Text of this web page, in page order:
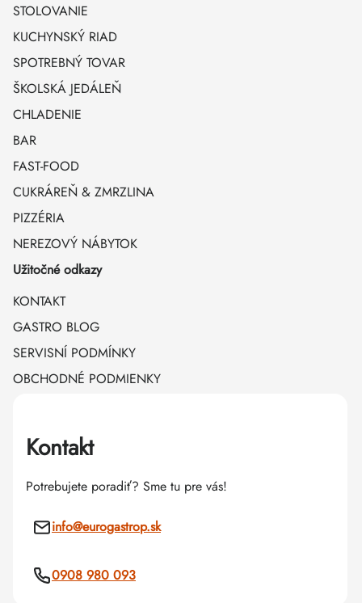
STOLOVANIE
KUCHYNSKÝ RIAD
SPOTREBNÝ TOVAR
ŠKOLSKÁ JEDÁLEŇ
CHLADENIE
BAR
FAST-FOOD
CUKRÁREŇ & ZMRZLINA
PIZZÉRIA
NEREZOVÝ NÁBYTOK
Užitočné odkazy
KONTAKT
GASTRO BLOG
SERVISNÍ PODMÍNKY
OBCHODNÉ PODMIENKY
Kontakt
Potrebujete poradiť? Sme tu pre vás!
info@eurogastrop.sk
0908 980 093